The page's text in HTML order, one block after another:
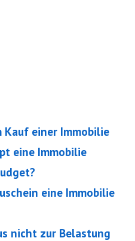
Kauf einer Immobilie
eine Immobilie
eine Immobilie
nicht zur Belastung